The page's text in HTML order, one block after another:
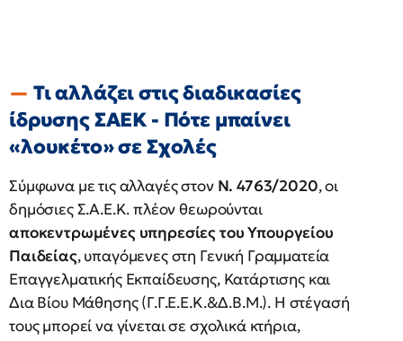
Τι αλλάζει στις διαδικασίες
ίδρυσης ΣΑΕΚ - Πότε μπαίνει
«λουκέτο» σε Σχολές
Σύμφωνα με τις αλλαγές στον Ν. 4763/2020, οι
δημόσιες Σ.Α.Ε.Κ. πλέον θεωρούνται
αποκεντρωμένες υπηρεσίες του Υπουργείου
Παιδείας, υπαγόμενες στη Γενική Γραμματεία
Επαγγελματικής Εκπαίδευσης, Κατάρτισης και
Δια Βίου Μάθησης (Γ.Γ.Ε.Ε.Κ.&Δ.Β.Μ.). Η στέγασή
τους μπορεί να γίνεται σε σχολικά κτήρια,